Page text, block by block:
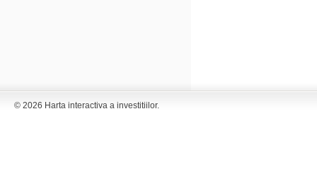
© 2026 Harta interactiva a investitiilor.